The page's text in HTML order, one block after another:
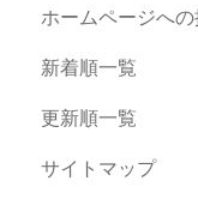
ホームページへ
新着順一覧
更新順一覧
サイトマップ